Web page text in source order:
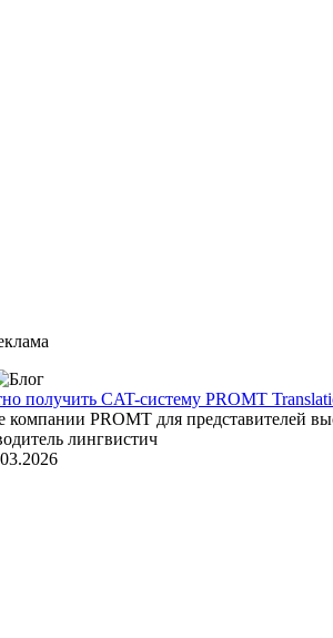
получить CAT-систему PROMT
PROMT для представителей
лингвистич